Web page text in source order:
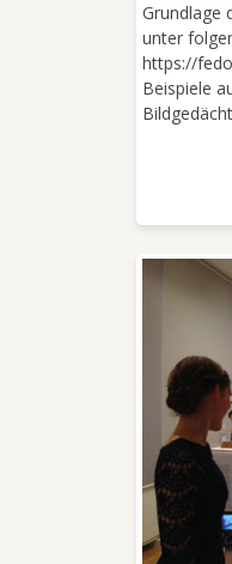
Grundlage
unter
https://
Beispiele